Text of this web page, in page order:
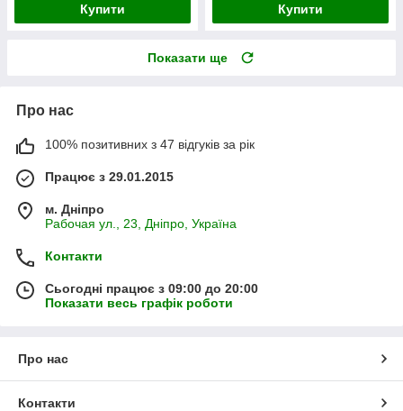
Купити Купити
Показати ще
Про нас
100% позитивних з 47 відгуків за рік
Працює з 29.01.2015
м. Дніпро
Рабочая ул., 23, Дніпро, Україна
Контакти
Сьогодні працює з 09:00 до 20:00
Показати весь графік роботи
Про нас
Контакти